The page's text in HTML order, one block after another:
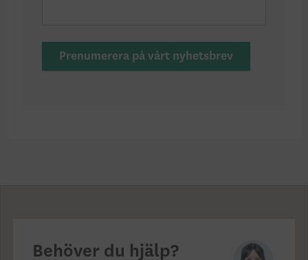
Prenumerera på vårt nyhetsbrev
Behöver du hjälp?